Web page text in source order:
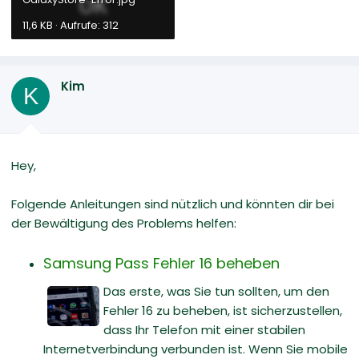
11,6 KB · Aufrufe: 312
K Kim
Hey,
Folgende Anleitungen sind nützlich und könnten dir bei
der Bewältigung des Problems helfen:
Samsung Pass Fehler 16 beheben
Das erste, was Sie tun sollten, um den
Fehler 16 zu beheben, ist sicherzustellen,
dass Ihr Telefon mit einer stabilen
Internetverbindung verbunden ist. Wenn Sie mobile